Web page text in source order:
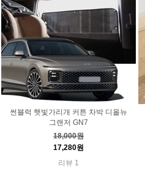
썬블럭 햇빛가리개 커튼 차박 디올뉴
그랜저 GN7
18,000원
17,280원
리뷰 1